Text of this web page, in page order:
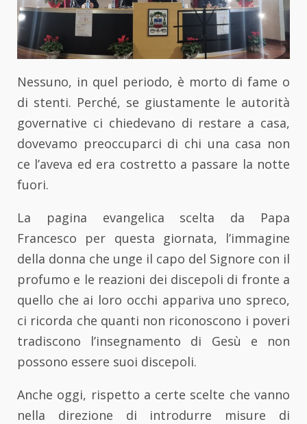
Nessuno, in quel periodo, è morto di fame o
di stenti. Perché, se giustamente le autorità
governative ci chiedevano di restare a casa,
dovevamo preoccuparci di chi una casa non
ce l’aveva ed era costretto a passare la notte
fuori.
La pagina evangelica scelta da Papa
Francesco per questa giornata, l’immagine
della donna che unge il capo del Signore con il
profumo e le reazioni dei discepoli di fronte a
quello che ai loro occhi appariva uno spreco,
ci ricorda che quanti non riconoscono i poveri
tradiscono l’insegnamento di Gesù e non
possono essere suoi discepoli.
Anche oggi, rispetto a certe scelte che vanno
nella direzione di introdurre misure di